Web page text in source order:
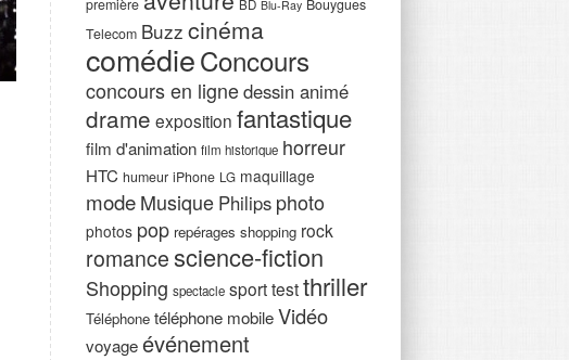
18 SEPTEMBRE 2015
Les 10 meilleurs films de
prison
Les films de prison sont généralement
déprimants et on n’a pas toujours envie de les
voir. Mais un film d’action sur la prison peut
devenir […]
Lire la suite
première
BD Blu-Ray Bouygues
Telecom Buzz cinéma
comédieConcours
concours en lignedessin animé
drame exposition fantastique
film d'animation film historique horreur
HTC humeur iPhone LG maquillage
modeMusique Philips photo
photos pop repérages shopping rock
romancescience-fiction
Shopping spectacle sporttestthriller
Téléphone téléphone mobileVidéo
voyageévénement